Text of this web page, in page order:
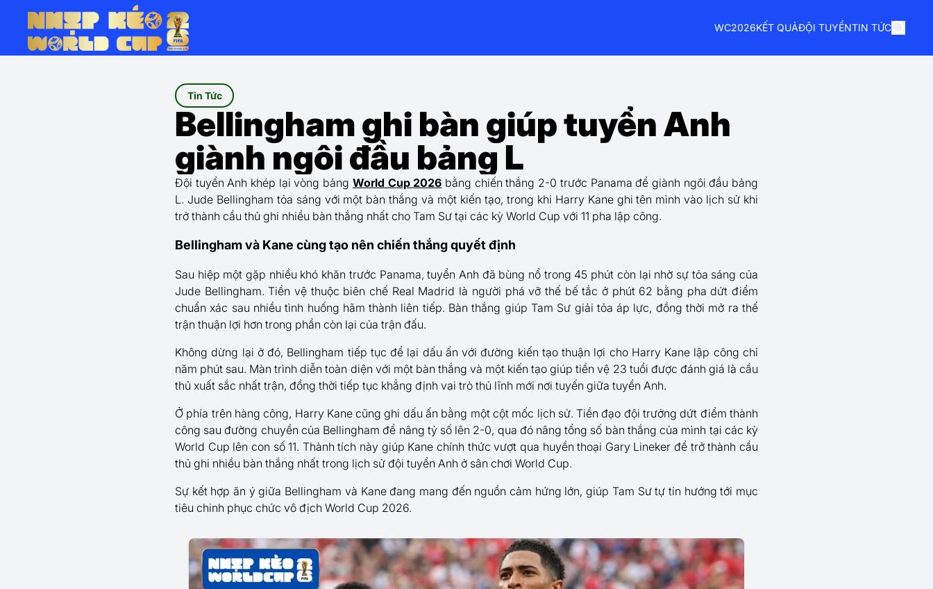
WC2026KẾT QUẢĐỘI TUYỂNTIN TỨC
Tin Tức
Bellingham ghi bàn giúp tuyển Anh
giành ngôi đầu bảng L
Đội tuyển Anh khép lại vòng bảng World Cup 2026 bằng chiến thắng 2-0 trước Panama để giành ngôi đầu bảng
L. Jude Bellingham tỏa sáng với một bàn thắng và một kiến tạo, trong khi Harry Kane ghi tên mình vào lịch sử khi
trở thành cầu thủ ghi nhiều bàn thắng nhất cho Tam Sư tại các kỳ World Cup với 11 pha lập công.
Bellingham và Kane cùng tạo nên chiến thắng quyết định
Sau hiệp một gặp nhiều khó khăn trước Panama, tuyển Anh đã bùng nổ trong 45 phút còn lại nhờ sự tỏa sáng của
Jude Bellingham. Tiền vệ thuộc biên chế Real Madrid là người phá vỡ thế bế tắc ở phút 62 bằng pha dứt điểm
chuẩn xác sau nhiều tình huống hãm thành liên tiếp. Bàn thắng giúp Tam Sư giải tỏa áp lực, đồng thời mở ra thế
trận thuận lợi hơn trong phần còn lại của trận đấu.
Không dừng lại ở đó, Bellingham tiếp tục để lại dấu ấn với đường kiến tạo thuận lợi cho Harry Kane lập công chỉ
năm phút sau. Màn trình diễn toàn diện với một bàn thắng và một kiến tạo giúp tiền vệ 23 tuổi được đánh giá là cầu
thủ xuất sắc nhất trận, đồng thời tiếp tục khẳng định vai trò thủ lĩnh mới nơi tuyến giữa tuyển Anh.
Ở phía trên hàng công, Harry Kane cũng ghi dấu ấn bằng một cột mốc lịch sử. Tiền đạo đội trưởng dứt điểm thành
công sau đường chuyền của Bellingham để nâng tỷ số lên 2-0, qua đó nâng tổng số bàn thắng của mình tại các kỳ
World Cup lên con số 11. Thành tích này giúp Kane chính thức vượt qua huyền thoại Gary Lineker để trở thành cầu
thủ ghi nhiều bàn thắng nhất trong lịch sử đội tuyển Anh ở sân chơi World Cup.
Sự kết hợp ăn ý giữa Bellingham và Kane đang mang đến nguồn cảm hứng lớn, giúp Tam Sư tự tin hướng tới mục
tiêu chinh phục chức vô địch World Cup 2026.